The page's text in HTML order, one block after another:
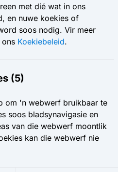
met dié wat in ons
en nuwe koekies of
soos nodig. Vir meer
Koekiebeleid.
(5)
om 'n webwerf bruikbaar te
soos bladsynavigasie en
van die webwerf moontlik
kan die webwerf nie